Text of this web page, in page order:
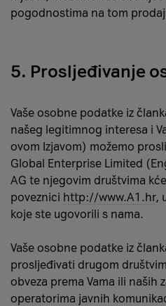
pogodnostima na tom
5. Prosljeđivanje
Vaše osobne podatke iz
našeg legitimnog interesa i
ovom Izjavom) možemo
Global Enterprise Limited
AG te njegovim društvima
poveznici http://www.A1.hr,
koje ste ugovorili s nama.
Vaše osobne podatke iz
prosljeđivati drugom
obveza prema Vama ili naših
operatorima javnih